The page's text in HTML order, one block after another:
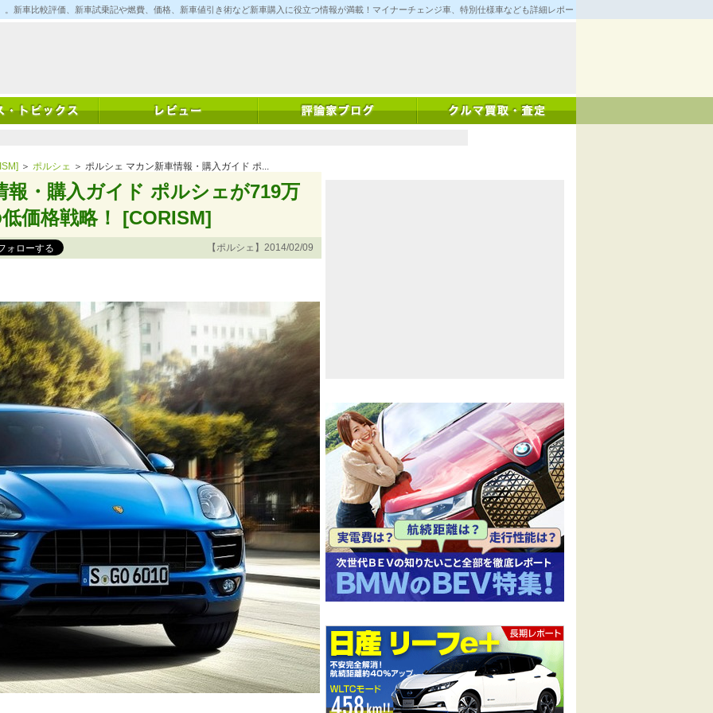
新車比較評価、新車試乗記や燃費、価格、新車値引き術など新車購入に役立つ情報が満載！マイナーチェンジ車、特別仕様車なども詳細レポート！
＞ ポルシェ ＞ ポルシェ マカン新車情報・購入ガイド ポ...
・購入ガイド ポルシェが719万
価格戦略！ [CORISM]
【ポルシェ】2014/02/09